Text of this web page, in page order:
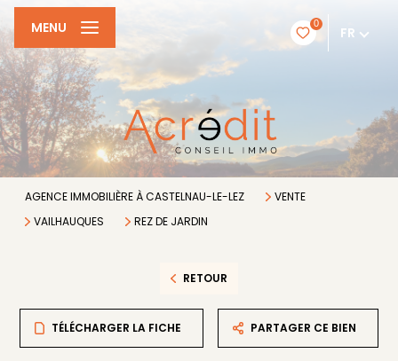
0
FR
MENU
AGENCE IMMOBILIÈRE À CASTELNAU-LE-LEZ
VENTE
VAILHAUQUES
REZ DE JARDIN
RETOUR
TÉLÉCHARGER LA FICHE PARTAGER CE BIEN